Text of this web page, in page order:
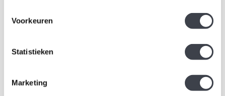
Voorkeuren
Statistieken
Marketing
Bertil Vallien Azur - Petrol
Uniek kristallen kunstobject
Kosta Boda Bertil Vallien
kunstobject ‘Stairs Man’ van